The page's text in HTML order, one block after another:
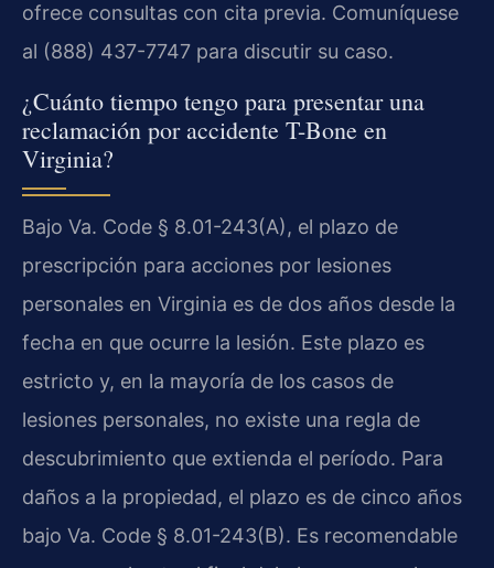
ofrece consultas con cita previa. Comuníquese
al (888) 437-7747 para discutir su caso.
¿Cuánto tiempo tengo para presentar una
reclamación por accidente T-Bone en
Virginia?
Bajo Va. Code § 8.01-243(A), el plazo de
prescripción para acciones por lesiones
personales en Virginia es de dos años desde la
fecha en que ocurre la lesión. Este plazo es
estricto y, en la mayoría de los casos de
lesiones personales, no existe una regla de
descubrimiento que extienda el período. Para
daños a la propiedad, el plazo es de cinco años
bajo Va. Code § 8.01-243(B). Es recomendable